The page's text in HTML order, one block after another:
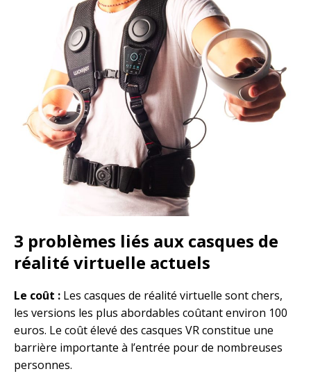
3 problèmes liés aux casques de
réalité virtuelle actuels
Le coût : Les casques de réalité virtuelle sont chers,
les versions les plus abordables coûtant environ 100
euros. Le coût élevé des casques VR constitue une
barrière importante à l’entrée pour de nombreuses
personnes.